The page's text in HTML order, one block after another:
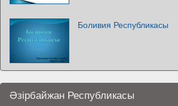
Боливия Республикасы
Әзірбайжан Республикасы